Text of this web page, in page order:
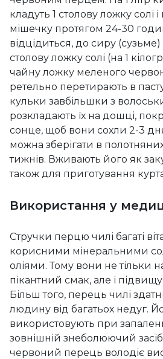
кладуть 1 столову ложку солі
мішечку протягом 24-30
відцідиться, до сиру
столову ложку солі (на 1
чайну ложку меленого
ретельно перетирають в
кульки завбільшки з
розкладають їх на дошці,
сонце, щоб вони сохли 2-3
можна зберігати в
тижнів. Вживають його як
також для приготування
Використання у
Стручки перцю чилі багаті
корисними мінеральними
оліями. Тому вони не тільки
пікантний смак, але і
Більш того, перець чилі
людину від багатьох недуг.
використовують при
зовнішній знеболюючий
червоний перець володіє